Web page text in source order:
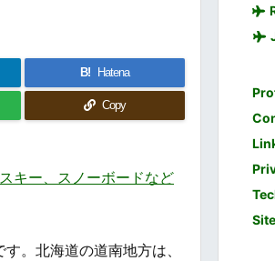
B! Hatena
Copy
キー、スノーボードなど
。北海道の道南地方は、